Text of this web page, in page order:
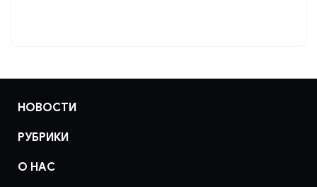
НОВОСТИ
РУБРИКИ
О НАС